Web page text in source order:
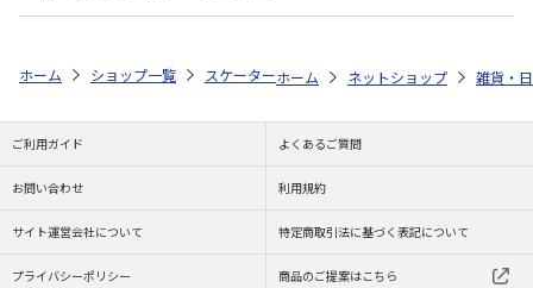
ホーム ショップ一覧 スケーター 抗菌シール容器3Pセット パウ・パ
ホーム ネットショップ 雑貨・
ご利用ガイド よくあるご質問
お問い合わせ 利用規約
サイト運営会社について 特定商取引法に基づく表記について
プライバシーポリシー 商品のご提案はこちら